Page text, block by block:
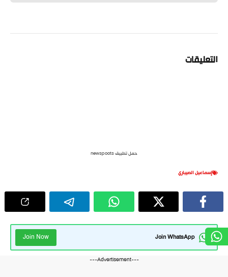
التعليقات
حمل تطبيق newspoots
إسماعيل الصيباري
Join WhatsApp
Join Now
---Advertisement---